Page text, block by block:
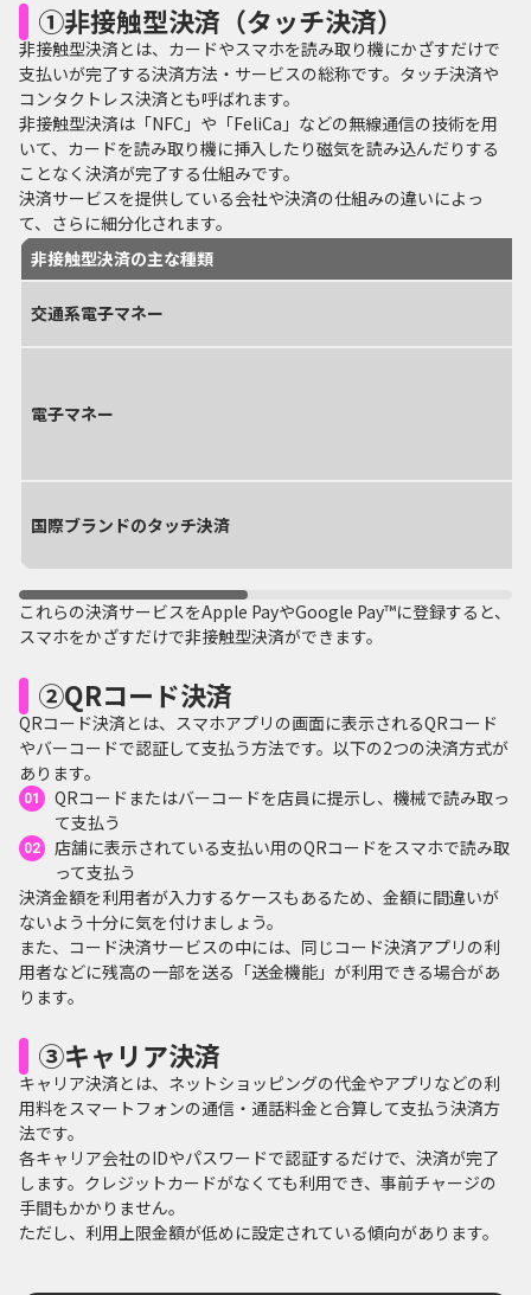
①非接触型決済（タッチ決済）
非接触型決済とは、カードやスマホを読み取り機にかざすだけで
支払いが完了する決済方法・サービスの総称です。タッチ決済や
コンタクトレス決済とも呼ばれます。
非接触型決済は「NFC」や「FeliCa」などの無線通信の技術を用
いて、カードを読み取り機に挿入したり磁気を読み込んだりする
ことなく決済が完了する仕組みです。
決済サービスを提供している会社や決済の仕組みの違いによっ
て、さらに細分化されます。
非接触型決済の主な種類
交通系電子マネー
電子マネー
国際ブランドのタッチ決済
これらの決済サービスをApple PayやGoogle Pay™に登録すると、
スマホをかざすだけで非接触型決済ができます。
②QRコード決済
QRコード決済とは、スマホアプリの画面に表示されるQRコード
やバーコードで認証して支払う方法です。以下の2つの決済方式が
あります。
QRコードまたはバーコードを店員に提示し、機械で読み取っ
て支払う
店舗に表示されている支払い用のQRコードをスマホで読み取
って支払う
決済金額を利用者が入力するケースもあるため、金額に間違いが
ないよう十分に気を付けましょう。
また、コード決済サービスの中には、同じコード決済アプリの利
用者などに残高の一部を送る「送金機能」が利用できる場合があ
ります。
③キャリア決済
キャリア決済とは、ネットショッピングの代金やアプリなどの利
用料をスマートフォンの通信・通話料金と合算して支払う決済方
法です。
各キャリア会社のIDやパスワードで認証するだけで、決済が完了
します。クレジットカードがなくても利用でき、事前チャージの
手間もかかりません。
ただし、利用上限金額が低めに設定されている傾向があります。